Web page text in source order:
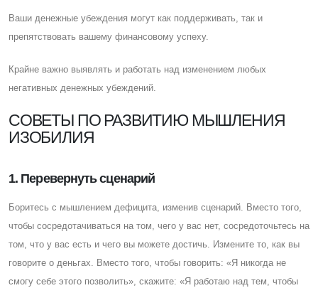
Ваши денежные убеждения могут как поддерживать, так и
препятствовать вашему финансовому успеху.
Крайне важно выявлять и работать над изменением любых
негативных денежных убеждений.
CОВЕТЫ ПО РАЗВИТИЮ МЫШЛЕНИЯ
ИЗОБИЛИЯ
1. Перевернуть сценарий
Боритесь с мышлением дефицита, изменив сценарий. Вместо того,
чтобы сосредотачиваться на том, чего у вас нет, сосредоточьтесь на
том, что у вас есть и чего вы можете достичь. Измените то, как вы
говорите о деньгах. Вместо того, чтобы говорить: «Я никогда не
смогу себе этого позволить», скажите: «Я работаю над тем, чтобы